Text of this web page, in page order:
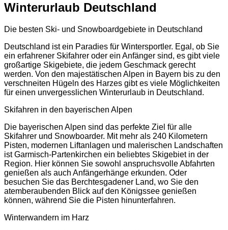
Winterurlaub Deutschland
Die besten Ski- und Snowboardgebiete in Deutschland
Deutschland ist ein Paradies für Wintersportler. Egal, ob Sie
ein erfahrener Skifahrer oder ein Anfänger sind, es gibt viele
großartige Skigebiete, die jedem Geschmack gerecht
werden. Von den majestätischen Alpen in Bayern bis zu den
verschneiten Hügeln des Harzes gibt es viele Möglichkeiten
für einen unvergesslichen Winterurlaub in Deutschland.
Skifahren in den bayerischen Alpen
Die bayerischen Alpen sind das perfekte Ziel für alle
Skifahrer und Snowboarder. Mit mehr als 240 Kilometern
Pisten, modernen Liftanlagen und malerischen Landschaften
ist Garmisch-Partenkirchen ein beliebtes Skigebiet in der
Region. Hier können Sie sowohl anspruchsvolle Abfahrten
genießen als auch Anfängerhänge erkunden. Oder
besuchen Sie das Berchtesgadener Land, wo Sie den
atemberaubenden Blick auf den Königssee genießen
können, während Sie die Pisten hinunterfahren.
Winterwandern im Harz